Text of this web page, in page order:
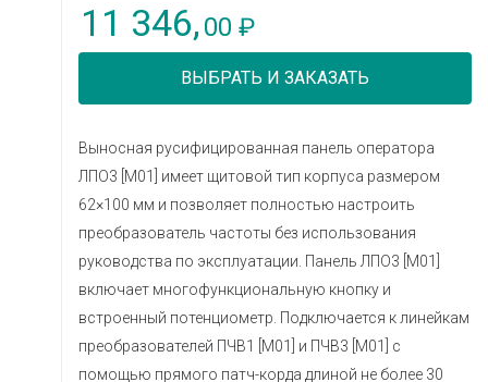
11 346, 00 ₽
ВЫБРАТЬ И ЗАКАЗАТЬ
Выносная русифицированная панель оператора
ЛПО3 [M01] имеет щитовой тип корпуса размером
62×100 мм и позволяет полностью настроить
преобразователь частоты без использования
руководства по эксплуатации. Панель ЛПО3 [M01]
включает многофункциональную кнопку и
встроенный потенциометр. Подключается к линейкам
преобразователей ПЧВ1 [M01] и ПЧВ3 [M01] с
помощью прямого патч-корда длиной не более 30